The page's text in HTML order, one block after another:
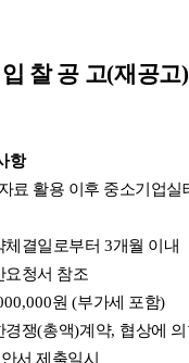
입 찰 공 고(재공고)
항
료 활용 이후 중소기업실
체결일로부터 3개월 이내
요청서 참조
원(부가세 포함)
경쟁(총액)계약, 협상에
서 제출일시